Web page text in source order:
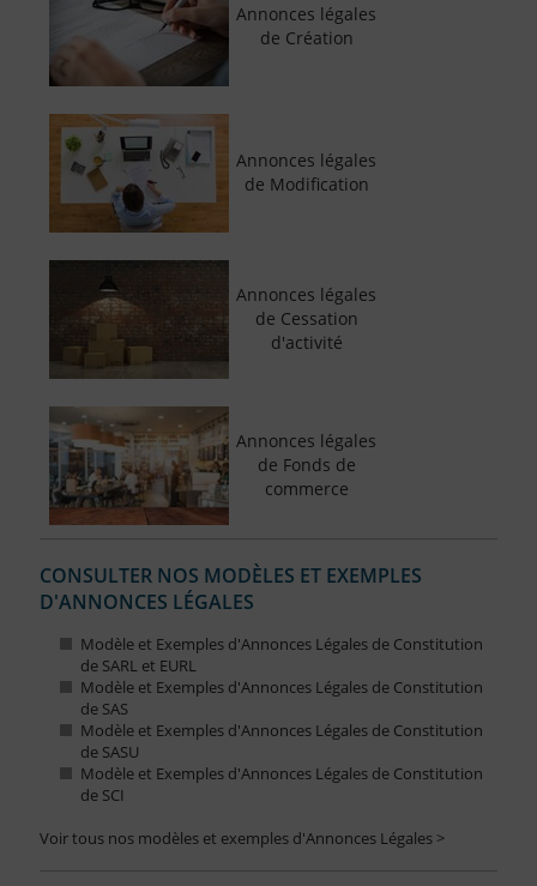
Annonces légales
de Création
Annonces légales
de Modification
Annonces légales
de Cessation
d'activité
Annonces légales
de Fonds de
commerce
CONSULTER NOS MODÈLES ET EXEMPLES
D'ANNONCES LÉGALES
Modèle et Exemples d'Annonces Légales de Constitution
de SARL et EURL
Modèle et Exemples d'Annonces Légales de Constitution
de SAS
Modèle et Exemples d'Annonces Légales de Constitution
de SASU
Modèle et Exemples d'Annonces Légales de Constitution
de SCI
Voir tous nos modèles et exemples d'Annonces Légales >